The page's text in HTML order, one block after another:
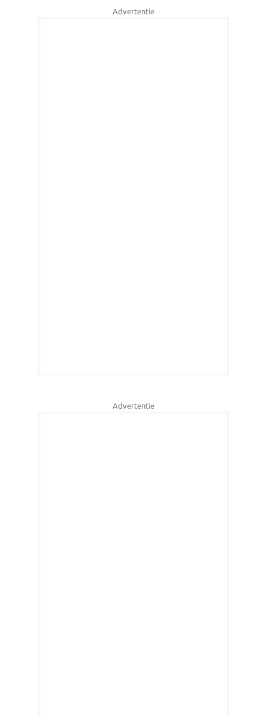
Advertentie
Advertentie